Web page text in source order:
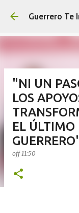
Ir
Guerrero Te
"NI UN
LOS
EL ÚLTIMO
off11:50